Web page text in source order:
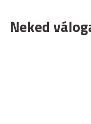
Neked